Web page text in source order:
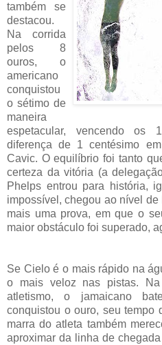
também se
destacou.
Na corrida
pelos 8
ouros, o
americano
conquistou
o sétimo de
maneira
espetacular, vencendo os
diferença de 1 centésimo
Cavic. O equilíbrio foi tanto
certeza da vitória (a
Phelps entrou para história,
impossível, chegou ao nível
mais uma prova, em que o
maior obstáculo foi superado,
Se Cielo é o mais rápido na
o mais veloz nas pistas.
atletismo, o jamaicano
conquistou o ouro, seu tempo
marra do atleta também
aproximar da linha de